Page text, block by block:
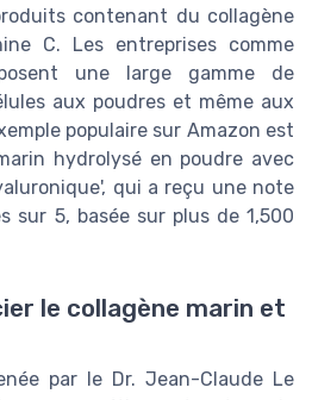
contenant du collagène
C. Les entreprises comme
une large gamme de
aux poudres et même aux
populaire sur Amazon est
hydrolysé en poudre avec
qui a reçu une note
sur 5, basée sur plus de 1,500
le collagène marin et
par le Dr. Jean-Claude Le